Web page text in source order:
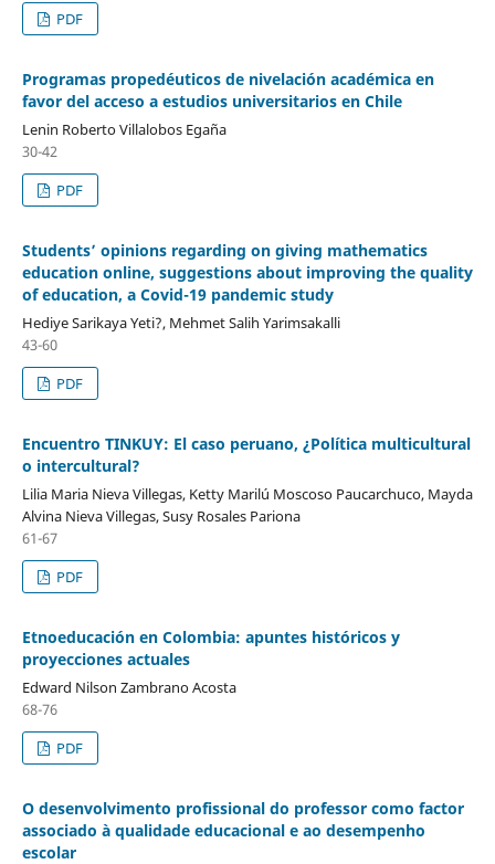
PDF
Programas propedéuticos de nivelación académica en
favor del acceso a estudios universitarios en Chile
Lenin Roberto Villalobos Egaña
30-42
PDF
Students’ opinions regarding on giving mathematics
education online, suggestions about improving the quality
of education, a Covid-19 pandemic study
Hediye Sarikaya Yeti?, Mehmet Salih Yarimsakalli
43-60
PDF
Encuentro TINKUY: El caso peruano, ¿Política multicultural
o intercultural?
Lilia Maria Nieva Villegas, Ketty Marilú Moscoso Paucarchuco, Mayda
Alvina Nieva Villegas, Susy Rosales Pariona
61-67
PDF
Etnoeducación en Colombia: apuntes históricos y
proyecciones actuales
Edward Nilson Zambrano Acosta
68-76
PDF
O desenvolvimento profissional do professor como factor
associado à qualidade educacional e ao desempenho
escolar